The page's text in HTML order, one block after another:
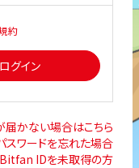
約
グイン
かない場合はこちら
スワードを忘れた場合
Bitfan IDを未取得の方